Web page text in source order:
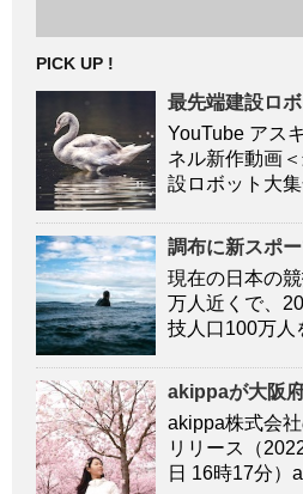
PICK UP !
YouTube アス
ネル新作動画
設ロボット大
現在の日本の
万人近くで、
技人口100万
akippa株式会
リリース（
日 16時17分）